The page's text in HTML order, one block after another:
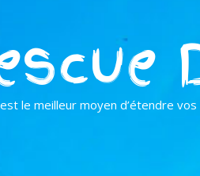
le meilleur moyen d’étendre